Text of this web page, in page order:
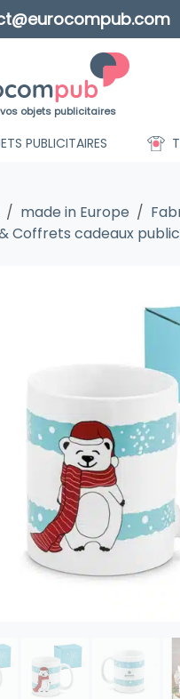
vos objets publicitaires
PUBLICITAIRES
made in Europe
Coffrets cadeaux